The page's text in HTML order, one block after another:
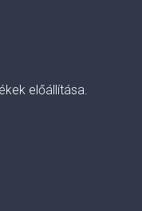
előállítása.